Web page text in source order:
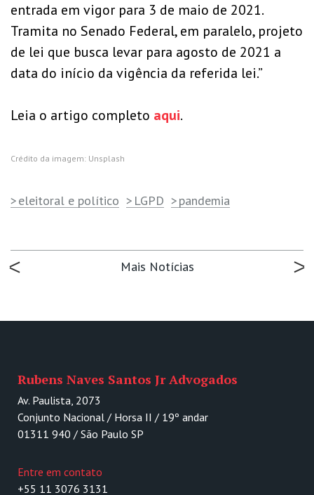
entrada em vigor para 3 de maio de 2021.
Tramita no Senado Federal, em paralelo, projeto
de lei que busca levar para agosto de 2021 a
data do início da vigência da referida lei.”
Leia o artigo completo aqui.
Crédito da imagem: Unsplash
eleitoral e político LGPD pandemia
Mais Notícias
Rubens Naves Santos Jr Advogados
Av. Paulista, 2073
Conjunto Nacional / Horsa II / 19º andar
01311 940 / São Paulo SP
Entre em contato
+55 11 3076 3131